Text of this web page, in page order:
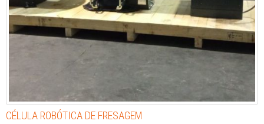
CÉLULA ROBÓTICA DE FRESAGEM